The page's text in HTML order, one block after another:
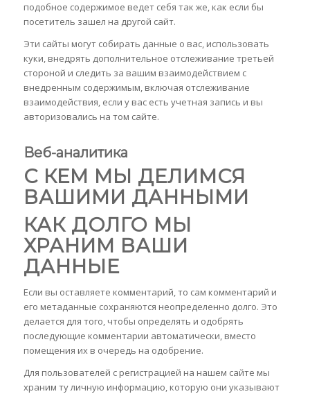
подобное содержимое ведет себя так же, как если бы
посетитель зашел на другой сайт.
Эти сайты могут собирать данные о вас, использовать
куки, внедрять дополнительное отслеживание третьей
стороной и следить за вашим взаимодействием с
внедренным содержимым, включая отслеживание
взаимодействия, если у вас есть учетная запись и вы
авторизовались на том сайте.
Веб-аналитика
С КЕМ МЫ ДЕЛИМСЯ
ВАШИМИ ДАННЫМИ
КАК ДОЛГО МЫ
ХРАНИМ ВАШИ
ДАННЫЕ
Если вы оставляете комментарий, то сам комментарий и
его метаданные сохраняются неопределенно долго. Это
делается для того, чтобы определять и одобрять
последующие комментарии автоматически, вместо
помещения их в очередь на одобрение.
Для пользователей с регистрацией на нашем сайте мы
храним ту личную информацию, которую они указывают